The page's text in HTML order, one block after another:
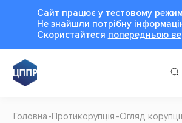
Сайт працює у тестовому
Не знайшли потрібну
Cкористайтеся попередньою
Головна Протикорупція Огляд корупції